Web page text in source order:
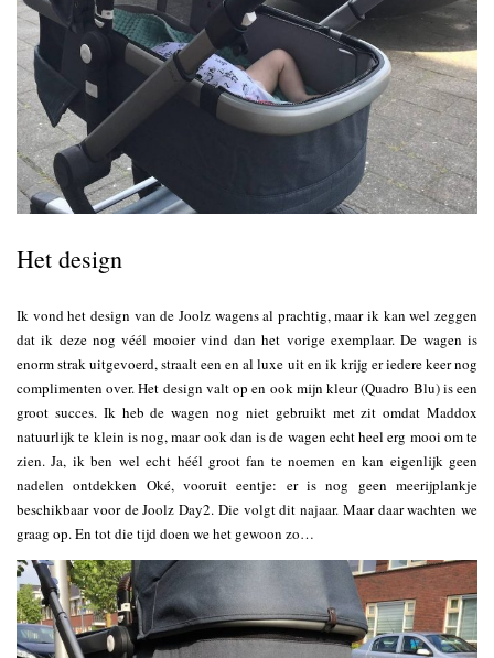
Het design
Ik vond het design van de Joolz wagens al prachtig, maar ik kan wel zeggen
dat ik deze nog véél mooier vind dan het vorige exemplaar. De wagen is
enorm strak uitgevoerd, straalt een en al luxe uit en ik krijg er iedere keer nog
complimenten over. Het design valt op en ook mijn kleur (Quadro Blu) is een
groot succes. Ik heb de wagen nog niet gebruikt met zit omdat Maddox
natuurlijk te klein is nog, maar ook dan is de wagen echt heel erg mooi om te
zien. Ja, ik ben wel echt héél groot fan te noemen en kan eigenlijk geen
nadelen ontdekken Oké, vooruit eentje: er is nog geen meerijplankje
beschikbaar voor de Joolz Day2. Die volgt dit najaar. Maar daar wachten we
graag op. En tot die tijd doen we het gewoon zo…